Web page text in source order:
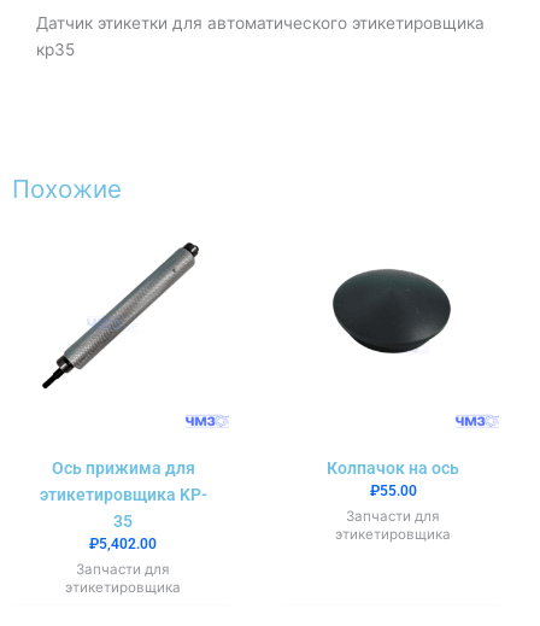
Датчик этикетки для автоматического этикетировщика
кр35
Похожие
Ось прижима для
этикетировщика KP-
35
₽5,402.00
Запчасти для
этикетировщика
Колпачок на ось
₽55.00
Запчасти для
этикетировщика